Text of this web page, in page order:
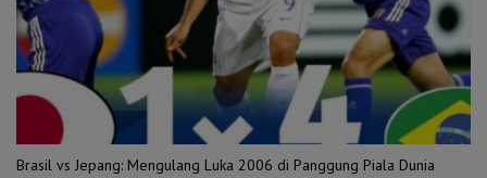
Brasil vs Jepang: Mengulang Luka 2006 di Panggung Piala Dunia